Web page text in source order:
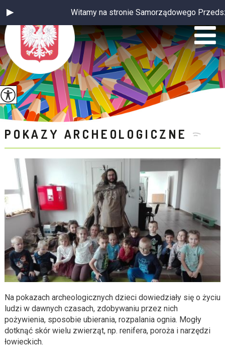
Witamy na stronie Samorządowego
POKAZY ARCHEOLOGICZNE
Na pokazach archeologicznych dzieci dowiedziały się o życiu
ludzi w dawnych czasach, zdobywaniu przez nich
pożywienia, sposobie ubierania, rozpalania ognia. Mogły
dotknąć skór wielu zwierząt, np. renifera, poroża i narzędzi
łowieckich.